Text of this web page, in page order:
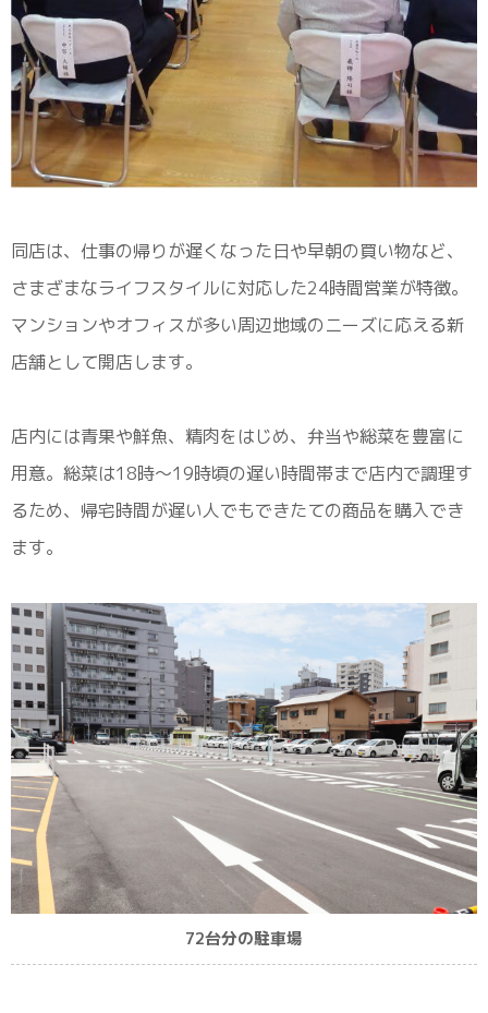
同店は、仕事の帰りが遅くなった日や早朝の買い物など、
さまざまなライフスタイルに対応した24時間営業が特徴。
マンションやオフィスが多い周辺地域のニーズに応える新
店舗として開店します。
店内には青果や鮮魚、精肉をはじめ、弁当や総菜を豊富に
用意。総菜は18時～19時頃の遅い時間帯まで店内で調理す
るため、帰宅時間が遅い人でもできたての商品を購入でき
ます。
72台分の駐車場